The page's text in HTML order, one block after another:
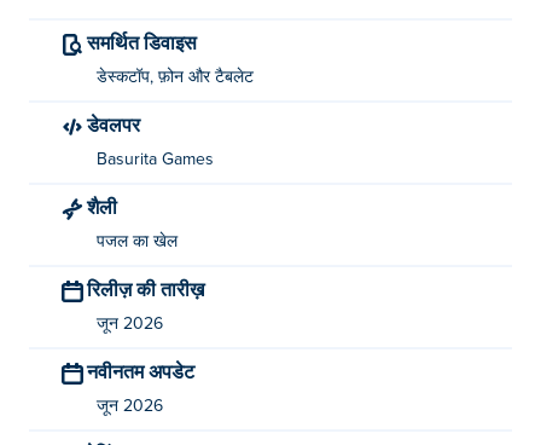
Find it! किसने बनाया?
Find it! गेम Basurita Games द्वारा बनाया गया है। उनके अन्य गेम
यहां खेलें। Poki (पोकी):Moley Miner
मैं Find it! गेम मुफ्त में कैसे खेल सकता हूँ?
क्या मैं Find it! गेम को मोबाइल और डेस्कटॉप डिवाइस पर
खेल सकता हूँ?
टैबलेट पर खेल सकते हैं।
समर्थित डिवाइस
डेस्कटॉप, फ़ोन और टैबलेट
डेवलपर
Basurita Games
शैली
पजल का खेल
रिलीज़ की तारीख़
जून 2026
नवीनतम अपडेट
जून 2026